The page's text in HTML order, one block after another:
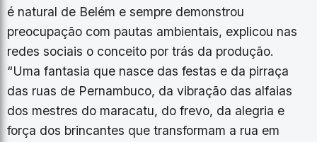
é natural de Belém e sempre demonstrou
preocupação com pautas ambientais, explicou nas
redes sociais o conceito por trás da produção.
“Uma fantasia que nasce das festas e da pirraça
das ruas de Pernambuco, da vibração das alfaias
dos mestres do maracatu, do frevo, da alegria e
força dos brincantes que transformam a rua em